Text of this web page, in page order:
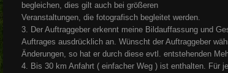
begleichen, dies gilt auch bei größeren
Veranstaltungen, die fotografisch begleitet werden.
3. Der Auftraggeber erkennt meine Bildauffassung und
Auftrages ausdrücklich an. Wünscht der Auftraggeber
Änderungen, so hat er durch diese evtl. entstehenden
4. Bis 30 km Anfahrt ( einfacher Weg ) ist enthalten. Für